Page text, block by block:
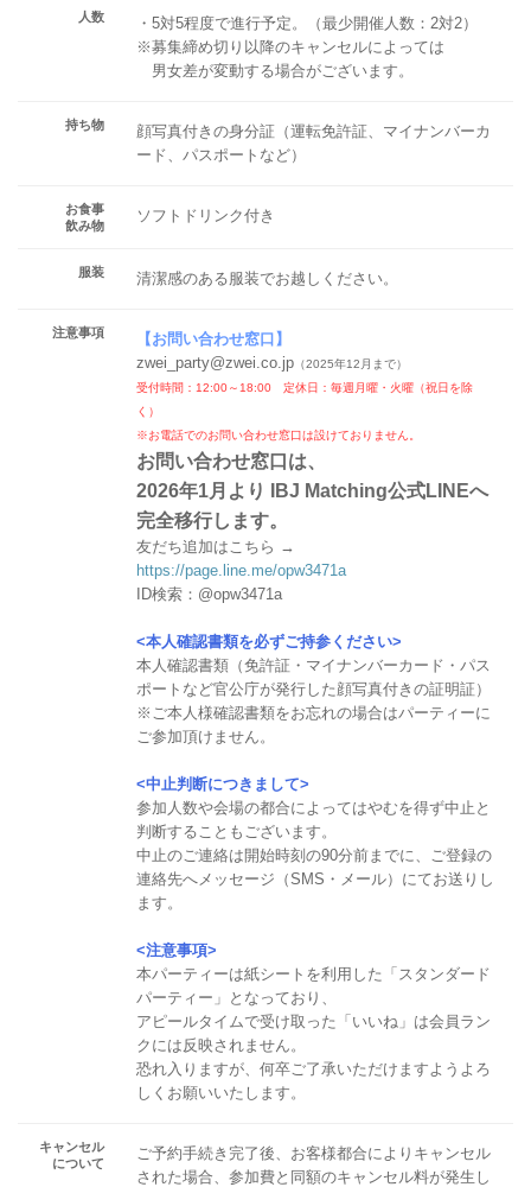
人数
・5対5程度で進行予定。（最少開催人数：2対2）
※募集締め切り以降のキャンセルによっては
男女差が変動する場合がございます。
持ち物
顔写真付きの身分証（運転免許証、マイナンバーカ
ード、パスポートなど）
お食事
飲み物
ソフトドリンク付き
服装 清潔感のある服装でお越しください。
注意事項 【お問い合わせ窓口 】
zwei_party@zwei.co.jp （2025年12月まで）
受付時間：12:00～18:00 定休日：毎週月曜・火曜（祝日を除
く）
※お電話でのお問い合わせ窓口は設けておりません。
お問い合わせ窓口は、
2026年1月より IBJ Matching公式LINEへ
完全移行します。
友だち追加はこちら →
https://page.line.me/opw3471a
ID検索：@opw3471a
<本人確認書類を必ずご持参ください>
本人確認書類（免許証・マイナンバーカード・パス
ポートなど官公庁が発行した顔写真付きの証明証）
※ご本人様確認書類をお忘れの場合はパーティーに
ご参加頂けません。
<中止判断につきまして>
参加人数や会場の都合によってはやむを得ず中止と
判断することもございます。
中止のご連絡は開始時刻の90分前までに、ご登録の
連絡先へメッセージ（SMS・メール）にてお送りし
ます。
<注意事項>
本パーティーは紙シートを利用した「スタンダード
パーティー」となっており、
アピールタイムで受け取った「いいね」は会員ラン
クには反映されません。
恐れ入りますが、何卒ご了承いただけますようよろ
しくお願いいたします。
キャンセル
について
ご予約手続き完了後、お客様都合によりキャンセル
された場合、参加費と同額のキャンセル料が発生し